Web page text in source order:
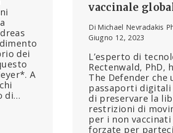
dei
A
di…
vaccinale
Di Michael Nevradakis
Giugno 12, 2023
L’esperto di
Rectenwald, PhD,
The Defender che
passaporti
di preservare la
restrizioni di
per i non
forzate per